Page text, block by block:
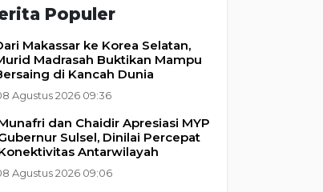
Populer
Makassar ke Korea Selatan,
Madrasah Buktikan Mampu
di Kancah Dunia
Agustus 2026 09:36
dan Chaidir Apresiasi MYP
Sulsel, Dinilai Percepat
Antarwilayah
Agustus 2026 09:06